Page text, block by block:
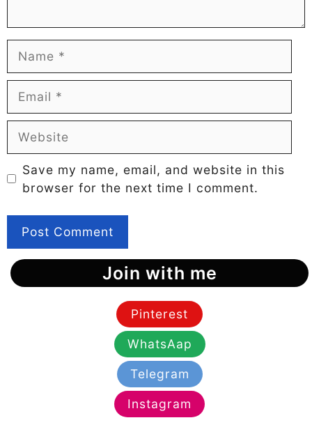
Save my name, email, and website in this
browser for the next time I comment.
Join with me
Pinterest
WhatsAap
Telegram
Instagram